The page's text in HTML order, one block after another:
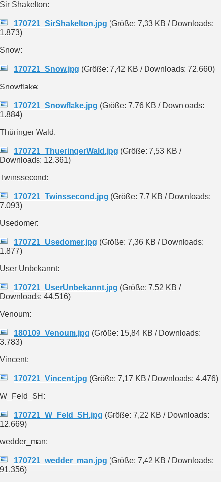
Sir Shakelton:
170721_SirShakelton.jpg (Größe: 7,33 KB / Downloads:
1.873)
Snow:
170721_Snow.jpg (Größe: 7,42 KB / Downloads: 72.660)
Snowflake:
170721_Snowflake.jpg (Größe: 7,76 KB / Downloads:
1.884)
Thüringer Wald:
170721_ThueringerWald.jpg (Größe: 7,53 KB /
Downloads: 12.361)
Twinssecond:
170721_Twinssecond.jpg (Größe: 7,7 KB / Downloads:
7.093)
Usedomer:
170721_Usedomer.jpg (Größe: 7,36 KB / Downloads:
1.877)
User Unbekannt:
170721_UserUnbekannt.jpg (Größe: 7,52 KB /
Downloads: 44.516)
Venoum:
180109_Venoum.jpg (Größe: 15,84 KB / Downloads:
3.783)
Vincent:
170721_Vincent.jpg (Größe: 7,17 KB / Downloads: 4.476)
W_Feld_SH:
170721_W_Feld_SH.jpg (Größe: 7,22 KB / Downloads:
12.669)
wedder_man:
170721_wedder_man.jpg (Größe: 7,42 KB / Downloads:
91.356)